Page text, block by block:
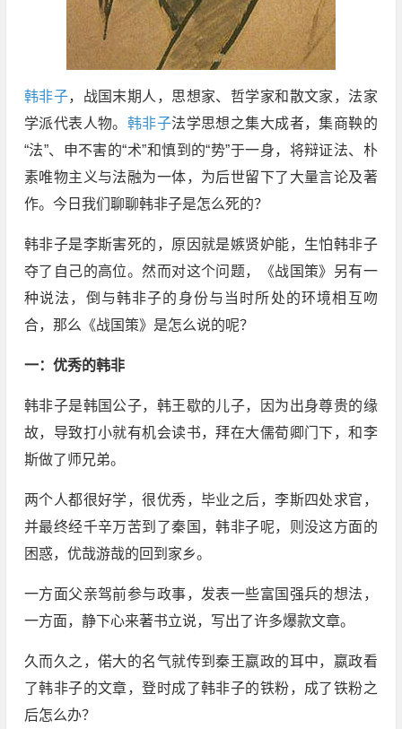
韩非子，战国末期人，思想家、哲学家和散文家，法家
学派代表人物。 韩非子法学思想之集大成者，集商鞅的
“法”、申不害的“术”和慎到的“势”于一身，将辩证法、朴
素唯物主义与法融为一体，为后世留下了大量言论及著
作。今日我们聊聊韩非子是怎么死的？
韩非子是李斯害死的，原因就是嫉贤妒能，生怕韩非子
夺了自己的高位。然而对这个问题，《战国策》另有一
种说法，倒与韩非子的身份与当时所处的环境相互吻
合，那么《战国策》是怎么说的呢？
一：优秀的韩非
韩非子是韩国公子，韩王歇的儿子，因为出身尊贵的缘
故，导致打小就有机会读书，拜在大儒荀卿门下，和李
斯做了师兄弟。
两个人都很好学，很优秀，毕业之后，李斯四处求官，
并最终经千辛万苦到了秦国，韩非子呢，则没这方面的
困惑，优哉游哉的回到家乡。
一方面父亲驾前参与政事，发表一些富国强兵的想法，
一方面，静下心来著书立说，写出了许多爆款文章。
久而久之，偌大的名气就传到秦王嬴政的耳中，嬴政看
了韩非子的文章，登时成了韩非子的铁粉，成了铁粉之
后怎么办？